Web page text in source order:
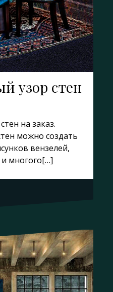
узор стен
на заказ.
можно создать
вензелей,
и многого[…]